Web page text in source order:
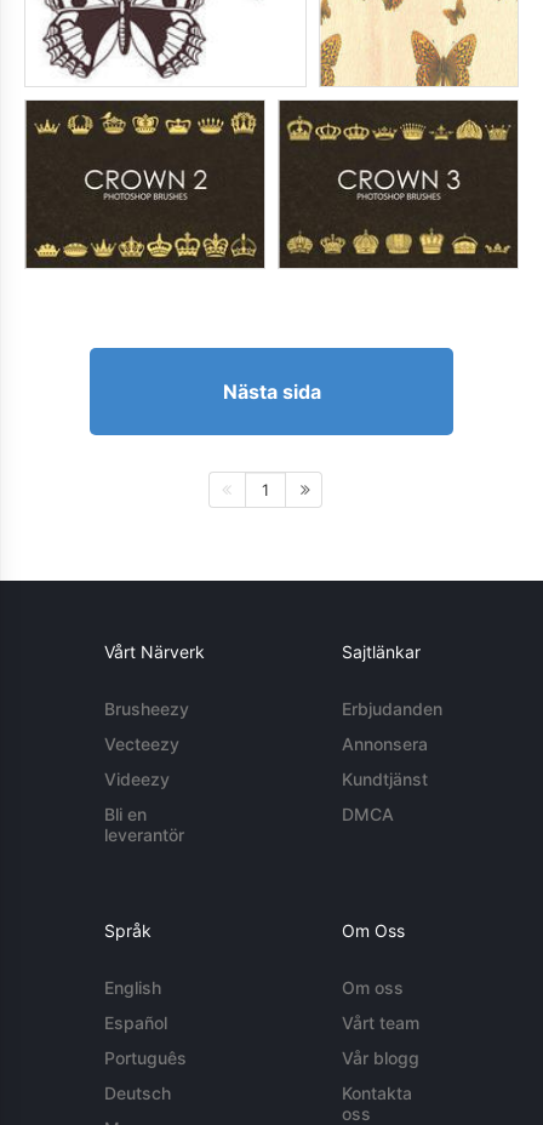
Nästa sida
1
Vårt Närverk
Brusheezy
Vecteezy
Videezy
Bli en
leverantör
Sajtlänkar
Erbjudanden
Annonsera
Kundtjänst
DMCA
Språk
English
Español
Português
Deutsch
Om Oss
Om oss
Vårt team
Vår blogg
Kontakta
oss